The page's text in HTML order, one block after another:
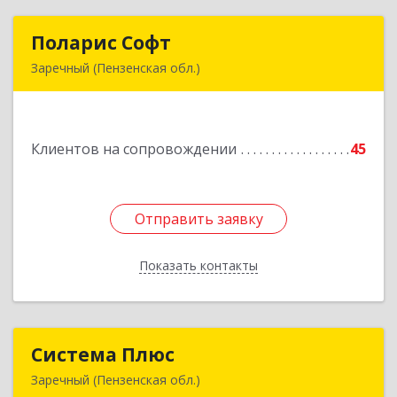
Поларис Софт
Заречный (Пензенская обл.)
Клиентов на сопровождении 45
Отправить заявку
Показать контакты
Подробнее
Отправить заявку
Назад
Система Плюс
Заречный (Пензенская обл.)